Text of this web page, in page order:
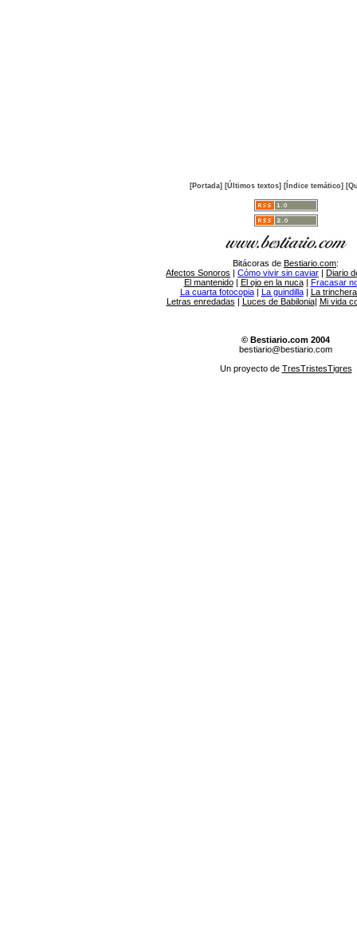
[Portada] [Últimos textos] [Índice temático]
Bitácoras de Bestiario.com:
Afectos Sonoros | Cómo vivir sin caviar | Diario
El mantenido| El ojo en la nuca| Fracasar
La cuarta fotocopia| La guindilla| La
Letras enredadas | Luces de Babilonia| Mi vida
© Bestiario.com 2004
bestiario@bestiario.com
Un proyecto de TresTristesTigres